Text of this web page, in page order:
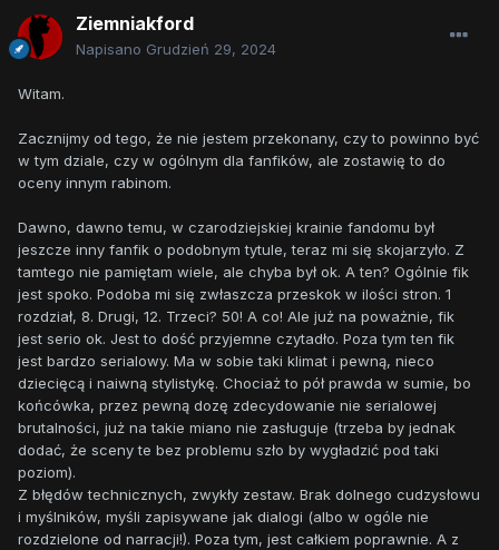
Ziemniakford
Napisano Grudzień 29, 2024
Witam.
Zacznijmy od tego, że nie jestem przekonany, czy to powinno być
w tym dziale, czy w ogólnym dla fanfików, ale zostawię to do
oceny innym rabinom.
Dawno, dawno temu, w czarodziejskiej krainie fandomu był
jeszcze inny fanfik o podobnym tytule, teraz mi się skojarzyło. Z
tamtego nie pamiętam wiele, ale chyba był ok. A ten? Ogólnie fik
jest spoko. Podoba mi się zwłaszcza przeskok w ilości stron. 1
rozdział, 8. Drugi, 12. Trzeci? 50! A co! Ale już na poważnie, fik
jest serio ok. Jest to dość przyjemne czytadło. Poza tym ten fik
jest bardzo serialowy. Ma w sobie taki klimat i pewną, nieco
dziecięcą i naiwną stylistykę. Chociaż to pół prawda w sumie, bo
końcówka, przez pewną dozę zdecydowanie nie serialowej
brutalności, już na takie miano nie zasługuje (trzeba by jednak
dodać, że sceny te bez problemu szło by wygładzić pod taki
poziom).
Z błędów technicznych, zwykły zestaw. Brak dolnego cudzysłowu
i myślników, myśli zapisywane jak dialogi (albo w ogóle nie
rozdzielone od narracji!). Poza tym, jest całkiem poprawnie. A z